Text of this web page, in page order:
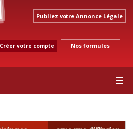
Publiez votre Annonce Légale
Créer votre compte Nos formules